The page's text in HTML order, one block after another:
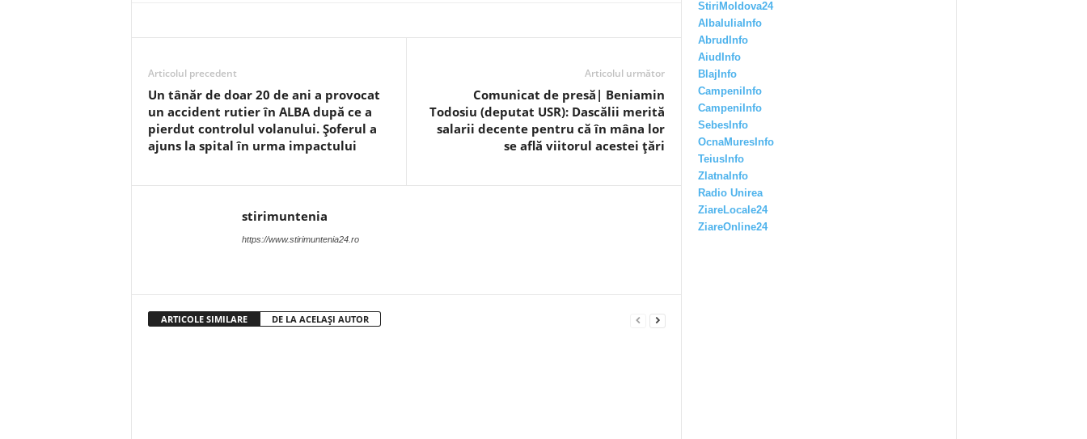
Articolul precedent
Un tânăr de doar 20 de ani a provocat
un accident rutier în ALBA după ce a
pierdut controlul volanului. Șoferul a
ajuns la spital în urma impactului
Articolul următor
Comunicat de presă| Beniamin
Todosiu (deputat USR): Dascălii merită
salarii decente pentru că în mâna lor
se află viitorul acestei țări
stirimuntenia
https://www.stirimuntenia24.ro
ARTICOLE SIMILARE DE LA ACELAȘI AUTOR
StiriMoldova24
AlbaIuliaInfo
AbrudInfo
AiudInfo
BlajInfo
CampeniInfo
CampeniInfo
SebesInfo
OcnaMuresInfo
TeiusInfo
ZlatnaInfo
Radio Unirea
ZiareLocale24
ZiareOnline24